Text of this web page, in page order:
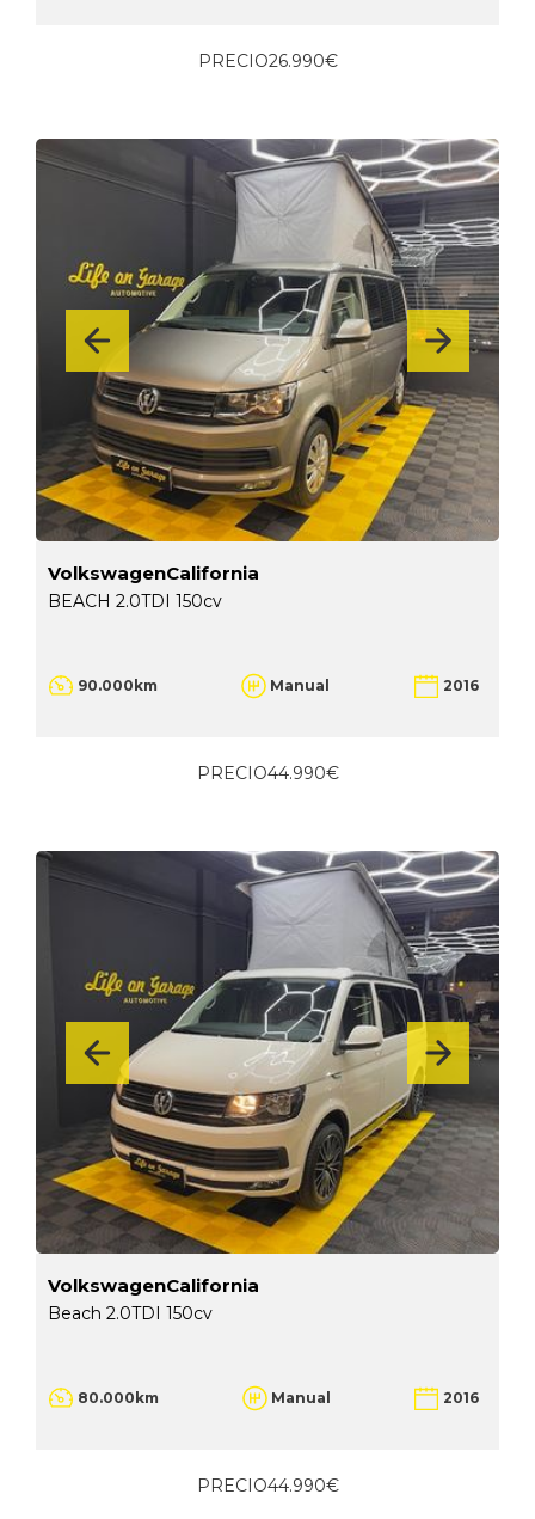
PRECIO26.990€
VolkswagenCalifornia
BEACH 2.0TDI 150cv
90.000km Manual 2016
PRECIO44.990€
VolkswagenCalifornia
Beach 2.0TDI 150cv
80.000km Manual 2016
PRECIO44.990€